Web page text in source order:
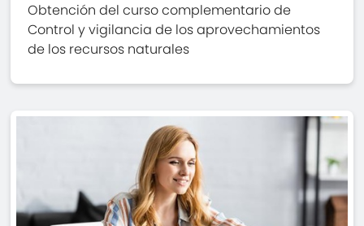
Obtención del curso complementario de
Control y vigilancia de los aprovechamientos
de los recursos naturales